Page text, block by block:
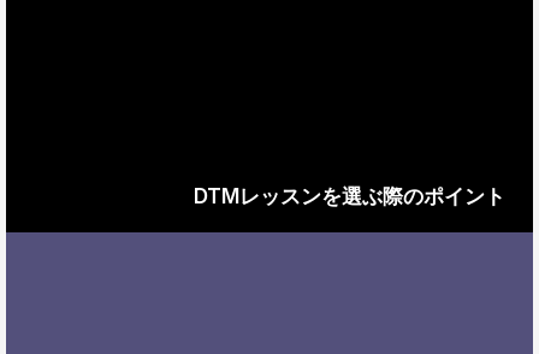
DTMレッスンを選ぶ際のポイント